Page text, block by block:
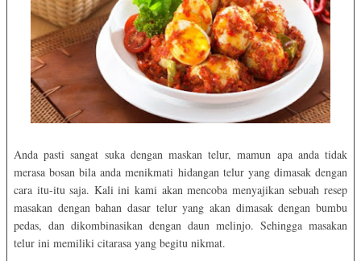
Anda pasti sangat suka dengan maskan telur, mamun apa anda tidak
merasa bosan bila anda menikmati hidangan telur yang dimasak dengan
cara itu-itu saja. Kali ini kami akan mencoba menyajikan sebuah resep
masakan dengan bahan dasar telur yang akan dimasak dengan bumbu
pedas, dan dikombinasikan dengan daun melinjo. Sehingga masakan
telur ini memiliki citarasa yang begitu nikmat.